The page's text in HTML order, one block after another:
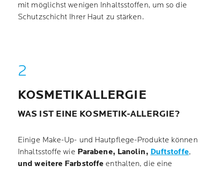
mit möglichst wenigen Inhaltsstoffen, um so die
Schutzschicht Ihrer Haut zu stärken.
KOSMETIKALLERGIE
WAS IST EINE KOSMETIK-ALLERGIE?
Einige Make-Up- und Hautpflege-Produkte können
Inhaltsstoffe wie Parabene, Lanolin, Duftstoffe,
und weitere Farbstoffe enthalten, die eine